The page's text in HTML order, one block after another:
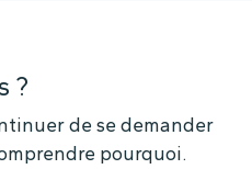
?
de se demander
pourquoi.